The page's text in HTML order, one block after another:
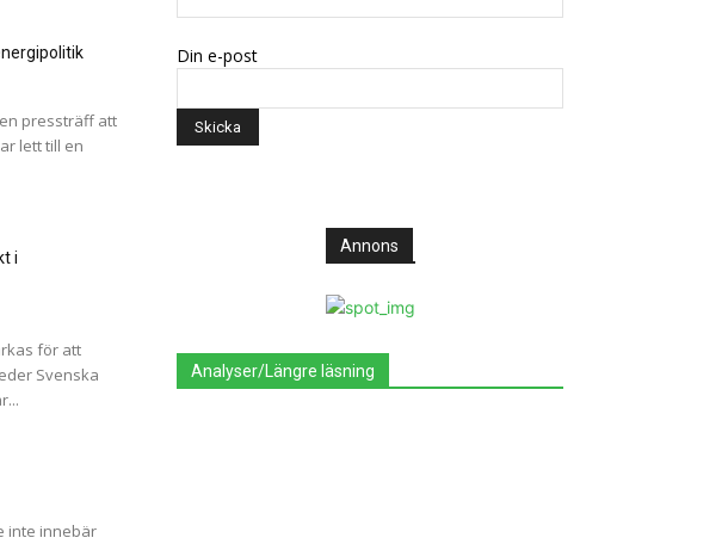
pressträff att
lett till en
i
för att
Svenska
inte innebär
Din e-post
Annons
Analyser/Längre läsning